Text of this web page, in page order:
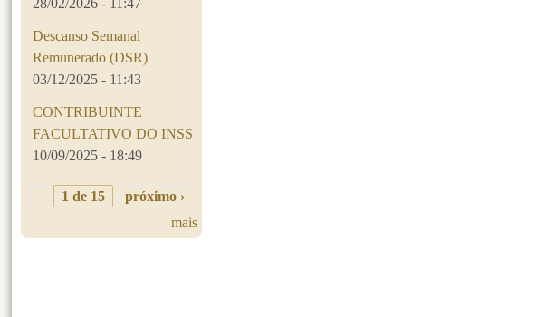
28/02/2026 - 11:47
Descanso Semanal
Remunerado (DSR)
03/12/2025 - 11:43
CONTRIBUINTE
FACULTATIVO DO INSS
10/09/2025 - 18:49
1 de 15
próximo ›
mais